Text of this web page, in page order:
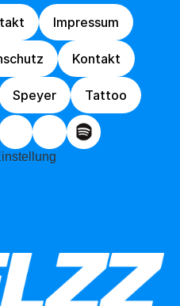
Impressum
Impressum
Kontakt
Kontakt
Speyer
Speyer
Tattoo
Tattoo